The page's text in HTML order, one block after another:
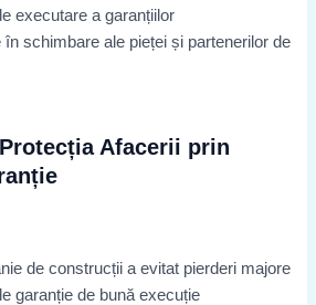
executare a garanțiilor
în schimbare ale pieței și partenerilor de
Afacerii prin
de construcții a evitat pierderi majore
garanție de bună execuție